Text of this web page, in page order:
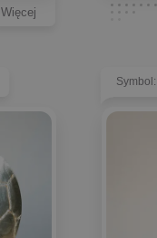
Więcej
Symbol :